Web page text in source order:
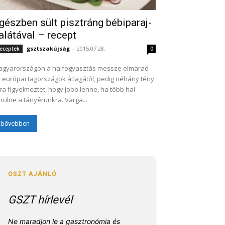
sült pisztráng bébiparaj-
– recept
gsztszakújság - 2015.07.28. 0
a halfogyasztás messze elmarad
európai tagországok átlagától, pedig néhány tény
figyelmeztet, hogy jobb lenne, ha több hal
a tányérunkra. Varga...
bővebben
GSZT hírlevél
Ne maradjon le a gasztronómia és